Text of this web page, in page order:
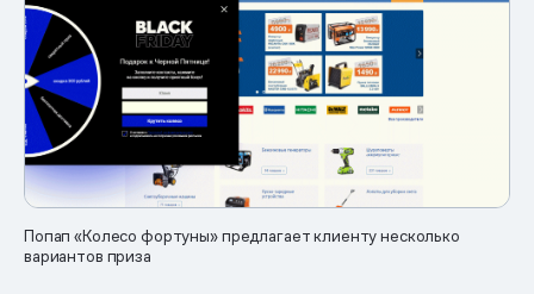
Попап «Колесо фортуны» предлагает клиенту несколько
вариантов приза